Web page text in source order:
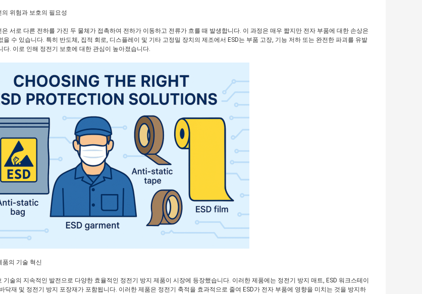
의 위험과 보호의 필요성
은 서로 다른 전하를 가진 두 물체가 접촉하여 전하가 이동하고 전류가 흐를 때 발생합니다. 이 과정은 매우 짧지만 전자 부품에 대한 손상은
을 수 있습니다. 특히 반도체, 집적 회로, 디스플레이 및 기타 고정밀 장치의 제조에서 ESD는 부품 고장, 기능 저하 또는 완전한 파괴를 유발
다. 이로 인해 정전기 보호에 대한 관심이 높아졌습니다.
품의 기술 혁신
기술의 지속적인 발전으로 다양한 효율적인 정전기 방지 제품이 시장에 등장했습니다. 이러한 제품에는 정전기 방지 매트, ESD 워크스테이
닥재 및 정전기 방지 포장재가 포함됩니다. 이러한 제품은 정전기 축적을 효과적으로 줄여 ESD가 전자 부품에 영향을 미치는 것을 방지하